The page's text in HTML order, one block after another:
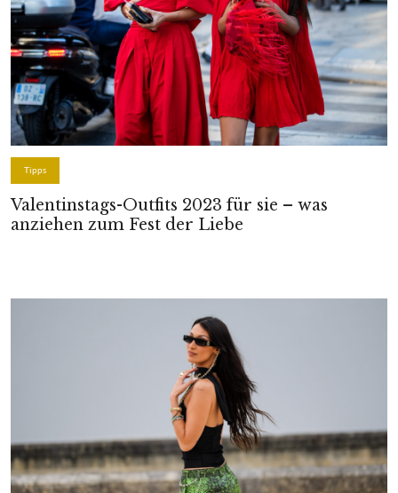
Tipps
Valentinstags-Outfits 2023 für sie – was
anziehen zum Fest der Liebe